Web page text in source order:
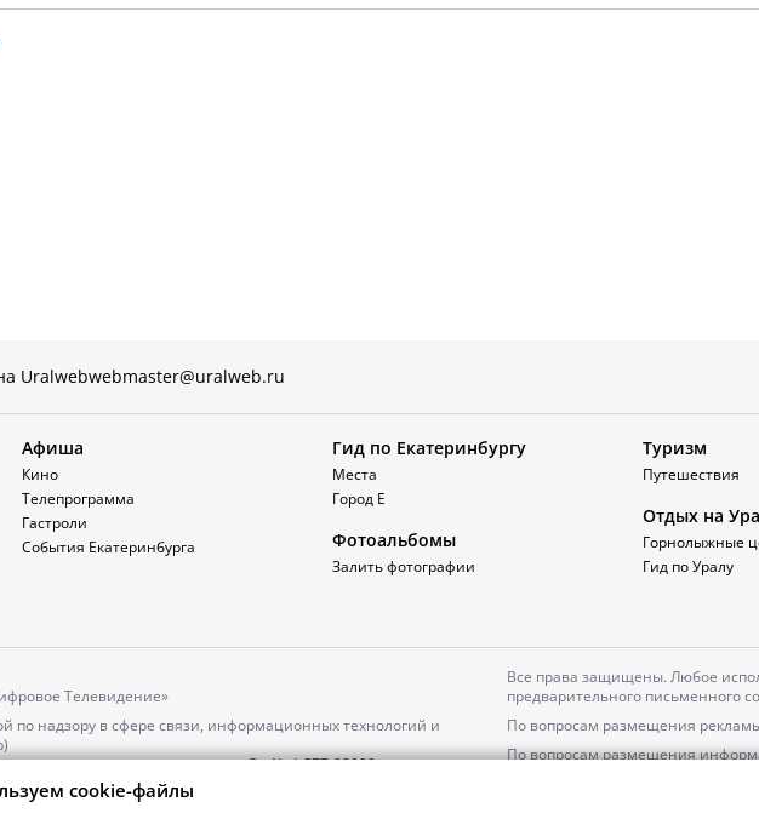
Uralwebwebmaster@uralweb.ru
Афиша
Кино
Телепрограмма
Гастроли
События Екатеринбурга
Гид по Екатеринбургу
Места
Город Е
Фотоальбомы
Залить фотографии
Туризм
Путешествия
Отдых на
Горнолыжные
Гид по Уралу
Телевидение»
по надзору в сфере связи, информационных технологий и
решения о регистрации: серияЭл № ФС77-82000
Все права защищены. Любое
предварительного письменного
По вопросам размещения
По вопросам размещения
cookie-файлы